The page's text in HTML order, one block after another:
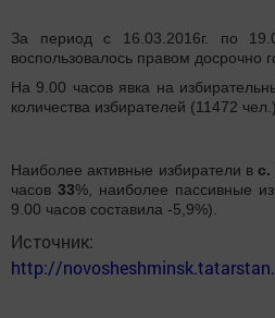
За период с 16.03.2016г. по
воспользовалось правом досрочно
На 9.00 часов явка на
количества избирателей (11472 чел.)
Наиболее активные избиратели в
часов33%, наиболее пассивные
9.00 часов составила -5,9%).
Источник:
http://